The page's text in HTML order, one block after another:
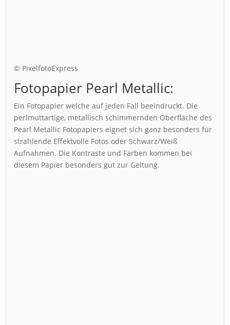
© PixelfotoExpress
Fotopapier Pearl Metallic:
Ein Fotopapier welche auf jeden Fall beeindruckt. Die
perlmuttartige, metallisch schimmernden Oberfläche des
Pearl Metallic Fotopapiers eignet sich ganz besonders für
strahlende Effektvolle Fotos oder Schwarz/Weiß
Aufnahmen. Die Kontraste und Farben kommen bei
diesem Papier besonders gut zur Geltung.